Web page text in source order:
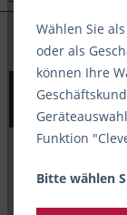
Tintenroller
Stabilo bionic
(2018/46)
Wählen Sie
oder als
können Ihre
Funktion
Bitte wählen